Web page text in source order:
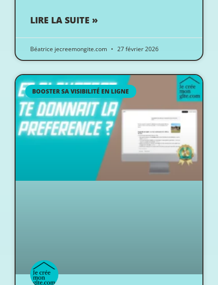
LIRE LA SUITE »
Béatrice jecreemongite.com 27 février 2026
BOOSTER SA VISIBILITÉ EN LIGNE